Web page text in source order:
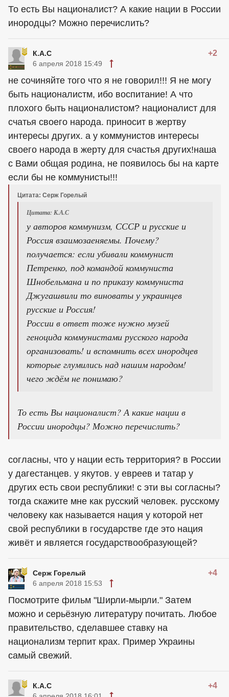
То есть Вы националист? А какие нации в России
инородцы? Можно перечислить?
К.А.С +2
6 апреля 2018 15:49
не сочиняйте того что я не говорил!!! Я не могу
быть националистм, ибо воспитание! А что
плохого быть националистом? националист для
счатья своего народа. приносит в жертву
интересы других. а у коммунистов интересы
своего народа в жерту для счастья других!наша
с Вами общая родина, не появилось бы на карте
если бы не коммунисты!!!
Цитата: Серж Горелый
Цитата: К.А.С
у авторов коммунизм, СССР и русские и
Россия взаимозаеняемы. Почему?
получается: если убивали коммунист
Петренко, под командой коммуниста
Шнобельмана и по приказу коммуниста
Джугашвили то виноваты у украинцев
русские и Россия!
России в ответ тоже нужно музей
геноцида коммунистами русского народа
организовать! и вспомнить всех инородцев
которые глумились над нашим народом!
чего ждём не понимаю?
То есть Вы националист? А какие нации в
России инородцы? Можно перечислить?
согласны, что у нации есть территория? в России
у дагестанцев. у якутов. у евреев и татар у
других есть свои республики! с эти вы согласны?
тогда скажите мне как русский человек. русскому
человеку как называется нация у которой нет
свой республики в государстве где это нация
живёт и является государствообразующей?
Серж Горелый +4
6 апреля 2018 15:53
Посмотрите фильм "Ширли-мырли." Затем
можно и серьёзную литературу почитать. Любое
правительство, сделавшее ставку на
национализм терпит крах. Пример Украины
самый свежий.
К.А.С +4